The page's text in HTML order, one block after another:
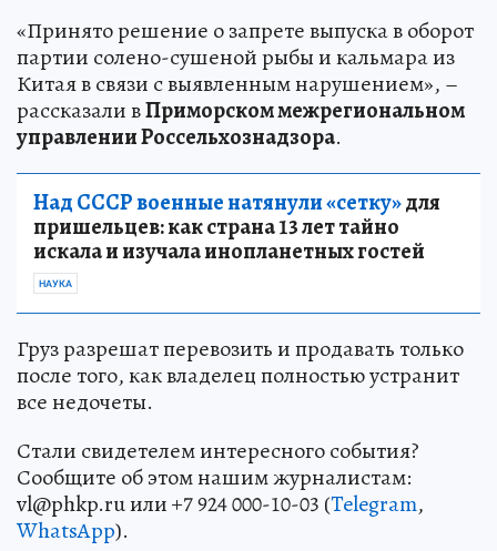
«Принято решение о запрете выпуска в оборот
партии солено-сушеной рыбы и кальмара из
Китая в связи с выявленным нарушением», –
рассказали вПриморском межрегиональном
управлении Россельхознадзора.
Над СССР военные натянули «сетку»для
пришельцев: как страна 13 лет тайно
искала и изучала инопланетных гостей
НАУКА
Груз разрешат перевозить и продавать только
после того, как владелец полностью устранит
все недочеты.
Стали свидетелем интересного события?
Сообщите об этом нашим журналистам:
vl@phkp.ru или +7 924 000-10-03 (Telegram,
WhatsApp).